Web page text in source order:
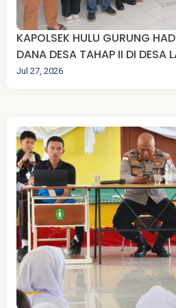
KAPOLSEK HULU GURUNG
DANA DESA TAHAP II DI DESA
Jul 27, 2026